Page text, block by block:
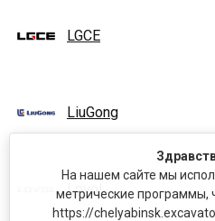
LGCE
LiuGong
Lovol
На нашем сайте мы
метрические программы,
https://